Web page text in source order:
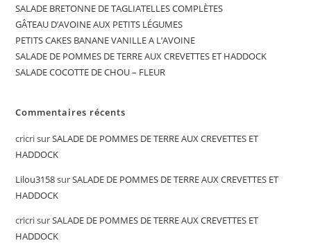
SALADE BRETONNE DE TAGLIATELLES COMPLÈTES
GÂTEAU D’AVOINE AUX PETITS LÉGUMES
PETITS CAKES BANANE VANILLE A L’AVOINE
SALADE DE POMMES DE TERRE AUX CREVETTES ET HADDOCK
SALADE COCOTTE DE CHOU – FLEUR
Commentaires récents
cricrisurSALADE DE POMMES DE TERRE AUX CREVETTES ET
HADDOCK
Lilou3158surSALADE DE POMMES DE TERRE AUX CREVETTES ET
HADDOCK
cricrisurSALADE DE POMMES DE TERRE AUX CREVETTES ET
HADDOCK